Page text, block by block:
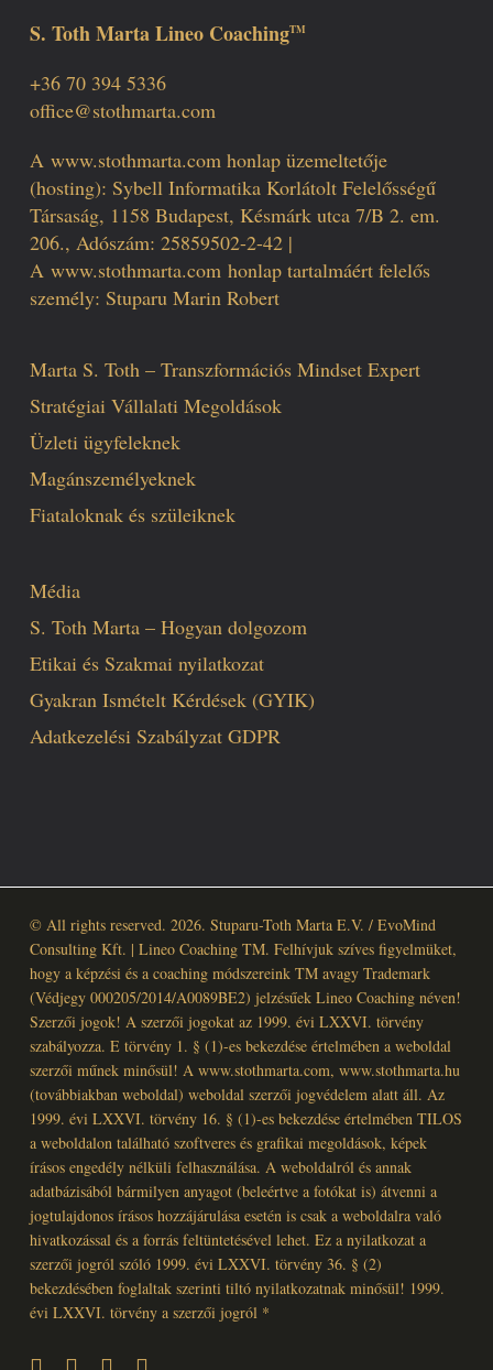
S. Toth Marta Lineo CoachingTM
+36 70 394 5336
office@stothmarta.com
A www.stothmarta.comhonlap üzemeltetője
(hosting): Sybell Informatika Korlátolt Felelősségű
Társaság, 1158 Budapest, Késmárk utca 7/B 2. em.
206., Adószám: 25859502-2-42 |
A www.stothmarta.comhonlap tartalmáért felelős
személy: Stuparu Marin Robert
Marta S. Toth – Transzformációs Mindset Expert
Stratégiai Vállalati Megoldások
Üzleti ügyfeleknek
Magánszemélyeknek
Fiataloknak és szüleiknek
Média
S. Toth Marta – Hogyan dolgozom
Etikai és Szakmai nyilatkozat
Gyakran Ismételt Kérdések (GYIK)
Adatkezelési Szabályzat GDPR
© All rights reserved. 2026. Stuparu-Toth Marta E.V. / EvoMind
Consulting Kft. | Lineo Coaching TM. Felhívjuk szíves figyelmüket,
hogy a képzési és a coaching módszereink TM avagy Trademark
(Védjegy 000205/2014/A0089BE2) jelzésűek Lineo Coaching néven!
Szerzői jogok! A szerzői jogokat az 1999. évi LXXVI. törvény
szabályozza. E törvény 1. § (1)-es bekezdése értelmében a weboldal
szerzői műnek minősül! A www.stothmarta.com, www.stothmarta.hu
(továbbiakban weboldal) weboldal szerzői jogvédelem alatt áll. Az
1999. évi LXXVI. törvény 16. § (1)-es bekezdése értelmében TILOS
a weboldalon található szoftveres és grafikai megoldások, képek
írásos engedély nélküli felhasználása. A weboldalról és annak
adatbázisából bármilyen anyagot (beleértve a fotókat is) átvenni a
jogtulajdonos írásos hozzájárulása esetén is csak a weboldalra való
hivatkozással és a forrás feltüntetésével lehet. Ez a nyilatkozat a
szerzői jogról szóló 1999. évi LXXVI. törvény 36. § (2)
bekezdésében foglaltak szerinti tiltó nyilatkozatnak minősül! 1999.
évi LXXVI. törvény a szerzői jogról *
facebooklinkedinyoutubeinstagram